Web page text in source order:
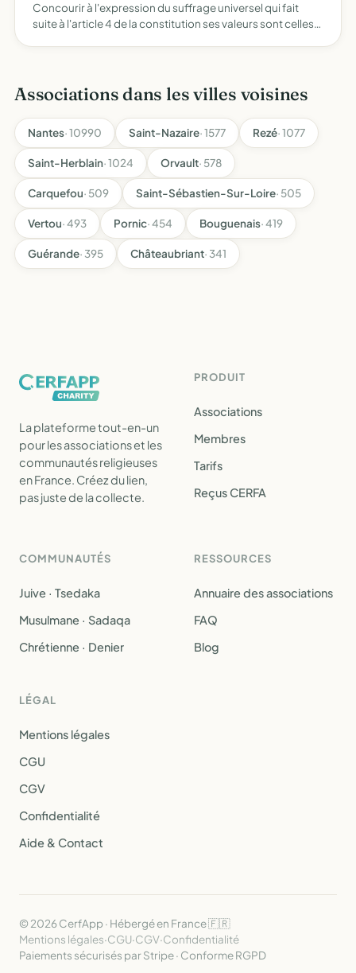
Concourir à l'expression du suffrage universel qui fait
suite à l'article 4 de la constitution ses valeurs sont celles
Associations dans les villes voisines
Nantes· 10990 Saint-Nazaire· 1577 Rezé· 1077
Saint-Herblain· 1024 Orvault· 578
Carquefou· 509 Saint-Sébastien-Sur-Loire· 505
Vertou· 493 Pornic· 454 Bouguenais· 419
Guérande· 395 Châteaubriant· 341
La plateforme tout-en-un
pour les associations et les
communautés religieuses
en France. Créez du lien,
pas juste de la collecte.
PRODUIT
Associations
Membres
Tarifs
Reçus CERFA
COMMUNAUTÉS
Juive · Tsedaka
Musulmane · Sadaqa
Chrétienne · Denier
RESSOURCES
Annuaire des associations
FAQ
Blog
LÉGAL
Mentions légales
CGU
CGV
Confidentialité
Aide & Contact
© 2026 CerfApp · Hébergé en France 🇫🇷
Mentions légales·CGU·CGV·Confidentialité
Paiements sécurisés par Stripe · Conforme RGPD